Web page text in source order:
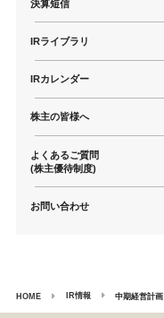
決算短信
IRライブラリ
IRカレンダー
株主の皆様へ
株主総会
よくあるご質問
(株主優待制度)
お問い合わせ
HOME IR情報 中期経営計画